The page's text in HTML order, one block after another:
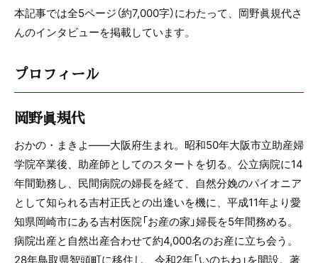
本記事では全5ページ（約7,000字）にわたって、岡野眞規代さ
んのインタビューを掲載しています。
プロフィール
岡野眞規代
おかの・まきよ――大阪府生まれ。昭和50年大阪市立助産婦
学院卒業後、助産師としてのスタートを切る。公立病院に14
年間勤務し、民間病院の婦長を経て、自然分娩のパイオニア
として知られる吉村正氏との出逢いを機に、平成11年より愛
知県岡崎市にある吉村医院「お産の家」婦長を5年間務める。
病院出産と自然出産合わせて約4,000名のお産に立ち会う。
28年鳥取県智頭町に移住し、令和2年「いのちね」を開設。著